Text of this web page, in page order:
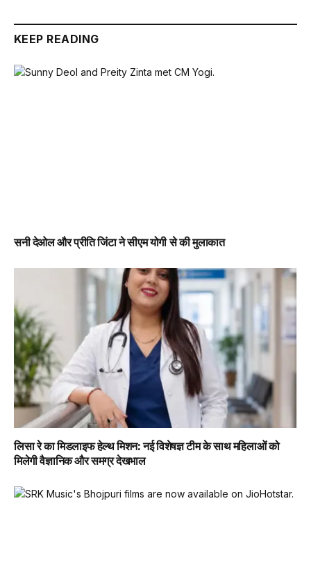
KEEP READING
सनी देओल और प्रीति जिंटा ने सीएम योगी से की मुलाकात
लिसा रे का मिडलाइफ हेल्थ मिशन: नई विशेषज्ञ टीम के साथ महिलाओं को
मिलेगी वैज्ञानिक और समग्र देखभाल